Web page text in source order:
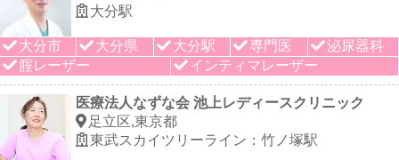
大分駅
大分市 大分県 大分駅 専門医
泌尿器科
腟レーザー
インティマレーザー
医療法人なずな会 池上レディースクリニック
足立区,東京都
東武スカイツリーライン：竹ノ塚駅